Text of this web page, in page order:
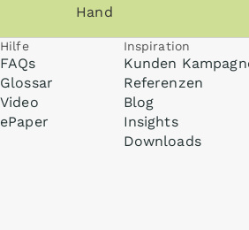
Hand
Hilfe
FAQs
Glossar
Video
ePaper
Inspiration
Kunden
Referenzen
Blog
Insights
Downloads